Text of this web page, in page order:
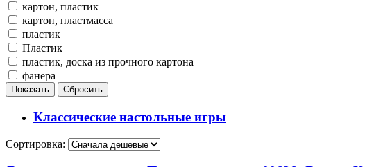
картон, пластик
картон, пластмасса
пластик
Пластик
пластик, доска из прочного картона
фанера
Классические настольные игры
Сортировка: